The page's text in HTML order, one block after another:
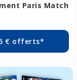
Paris Match
€ offerts*